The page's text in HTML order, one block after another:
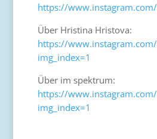
https://www.instagram.com/
Über Hristina Hristova:
https://
img_index=1
Über im spektrum:
https://www.instagram.com/
img_index=1